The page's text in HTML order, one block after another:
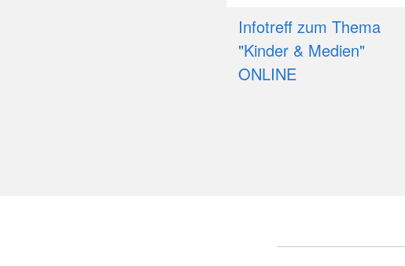
Infotreff zum Thema
"Kinder & Medien"
ONLINE